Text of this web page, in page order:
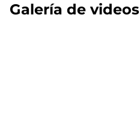
Galería de videos